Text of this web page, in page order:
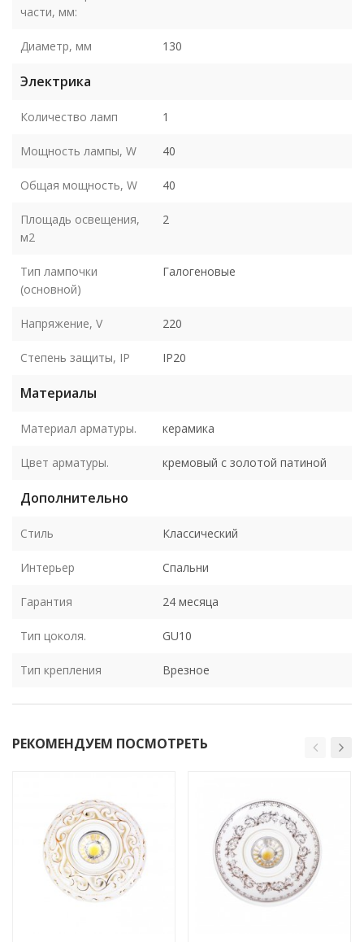
части, мм:
Диаметр, мм 130
Электрика
Количество ламп 1
Мощность лампы, W 40
Общая мощность, W 40
Площадь освещения,
м2
2
Тип лампочки
(основной)
Галогеновые
Напряжение, V 220
Степень защиты, IP IP20
Материалы
Материал арматуры. керамика
Цвет арматуры. кремовый с золотой патиной
Дополнительно
Стиль Классический
Интерьер Спальни
Гарантия 24 месяца
Тип цоколя. GU10
Тип крепления Врезное
РЕКОМЕНДУЕМ ПОСМОТРЕТЬ